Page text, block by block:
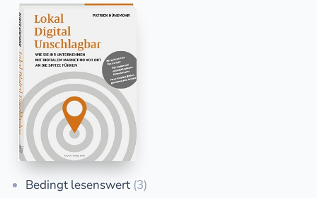
Bedingt lesenswert (3)